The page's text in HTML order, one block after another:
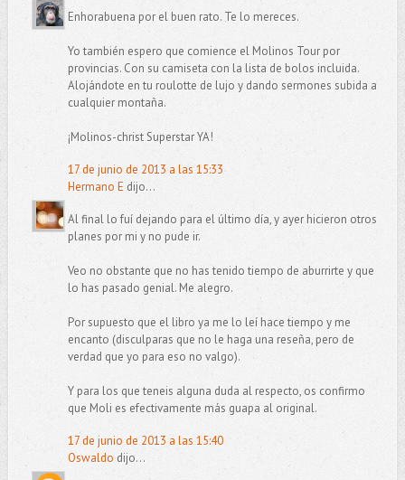
Enhorabuena por el buen rato. Te lo mereces.
Yo también espero que comience el Molinos Tour por
provincias. Con su camiseta con la lista de bolos incluida.
Alojándote en tu roulotte de lujo y dando sermones subida a
cualquier montaña.
¡Molinos-christ Superstar YA!
17 de junio de 2013 a las 15:33
Hermano E dijo...
Al final lo fuí dejando para el último día, y ayer hicieron otros
planes por mi y no pude ir.
Veo no obstante que no has tenido tiempo de aburrirte y que
lo has pasado genial. Me alegro.
Por supuesto que el libro ya me lo leí hace tiempo y me
encanto (disculparas que no le haga una reseña, pero de
verdad que yo para eso no valgo).
Y para los que teneis alguna duda al respecto, os confirmo
que Moli es efectivamente más guapa al original.
17 de junio de 2013 a las 15:40
Oswaldo dijo...